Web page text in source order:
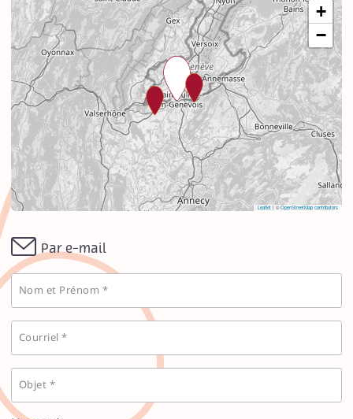
+
−
Leaflet | ©OpenStreetMap contributors
Par e-mail
Nom et Prénom *
Courriel *
Objet *